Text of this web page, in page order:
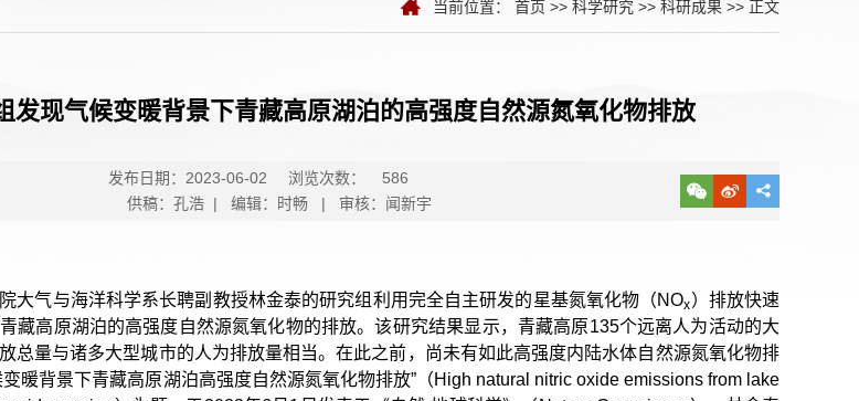
当前位置： 首页 >> 科学研究 >> 科研成果 >> 正文
发现气候变暖背景下青藏高原湖泊的高强度自然源氮氧化物排放
发布日期：2023-06-02 浏览次数：
586
供稿：孔浩 | 编辑：时畅 | 审核：闻新宇
大气与海洋科学系长聘副教授林金泰的研究组利用完全自主研发的星基氮氧化物（NOx）排放快速
藏高原湖泊的高强度自然源氮氧化物的排放。该研究结果显示，青藏高原135个远离人为活动的大
总量与诸多大型城市的人为排放量相当。在此之前，尚未有如此高强度内陆水体自然源氮氧化物排
暖背景下青藏高原湖泊高强度自然源氮氧化物排放”（High natural nitric oxide emissions from lake